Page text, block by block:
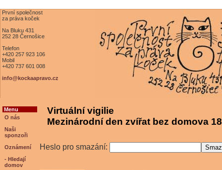
První společnost
za práva koček
Na Bluku 431
252 28 Černošice
Telefon
+420 257 923 106
Mobil
+420 737 601 008
info@kockaapravo.cz
Menu
O nás
Naši
sponzoři
Oznámení
- Hledají
domov
Virtuální vigilie
Mezinárodní den zvířat bez domova
Heslo pro smazání: